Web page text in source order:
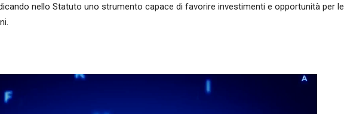
nello Statuto uno strumento capace di favorire investimenti e opportunità per le